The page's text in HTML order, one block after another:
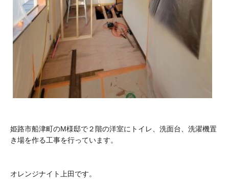
姫路市船津町のM様邸で２階の洋室にトイレ、洗面台、洗濯機置
き場を作る工事を行っています。
オレンジナイト上田です。